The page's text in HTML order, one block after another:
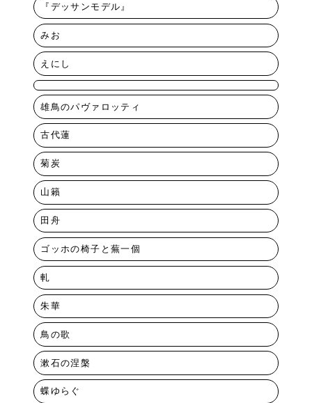
『デッサンモデル』
みお
えにし
雄鳥のパヴァロッティ
古代蓮
菊炭
山籟
田舟
ゴッホの椅子と蕪一個
軋
朱華
鳥の歌
漱石の涅槃
蝶ゆらぐ